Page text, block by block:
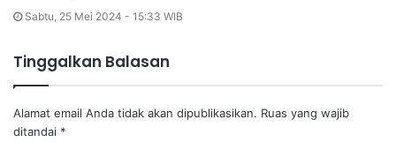
Sabtu, 25 Mei 2024 - 15:33 WIB
Tinggalkan Balasan
Alamat email Anda tidak akan dipublikasikan. Ruas yang wajib
ditandai *